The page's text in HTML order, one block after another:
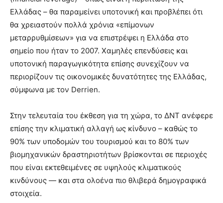
Ελλάδας – θα παραμείνει υποτονική και προβλέπει ότι
θα χρειαστούν πολλά χρόνια «επίμονων
μεταρρυθμίσεων» για να επιστρέψει η Ελλάδα στο
σημείο που ήταν το 2007. Χαμηλές επενδύσεις και
υποτονική παραγωγικότητα επίσης συνεχίζουν να
περιορίζουν τις οικονομικές δυνατότητες της Ελλάδας,
σύμφωνα με τον Derrien.
Στην τελευταία του έκθεση για τη χώρα, το ΔΝΤ ανέφερε
επίσης την κλιματική αλλαγή ως κίνδυνο – καθώς το
90% των υποδομών του τουρισμού και το 80% των
βιομηχανικών δραστηριοτήτων βρίσκονται σε περιοχές
που είναι εκτεθειμένες σε υψηλούς κλιματικούς
κινδύνους — και στα ολοένα πιο θλιβερά δημογραφικά
στοιχεία.